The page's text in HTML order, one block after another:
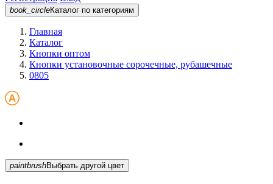
book_circleКаталог по категориям
Главная
Каталог
Кнопки оптом
Кнопки установочные сорочечные, рубашечные
0805
paintbrush Выбрать другой цвет